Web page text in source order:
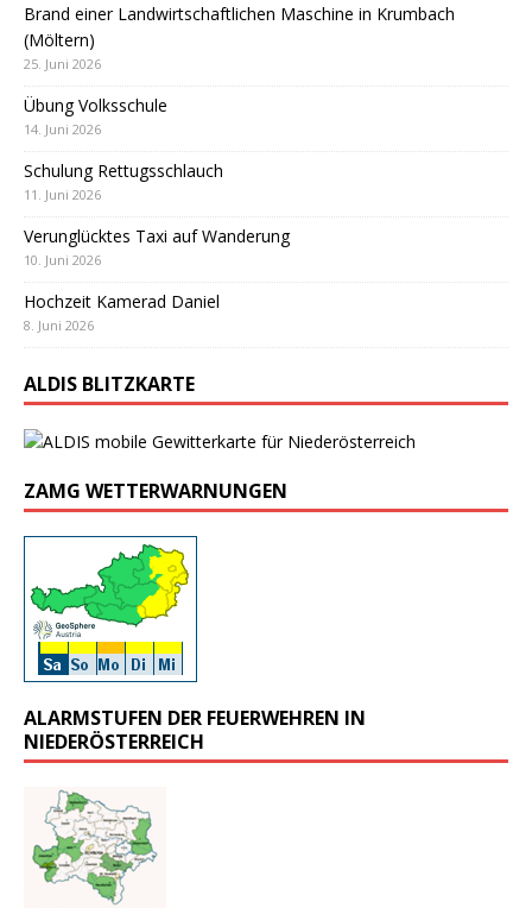
Brand einer Landwirtschaftlichen Maschine in Krumbach
(Möltern)
25. Juni 2026
Übung Volksschule
14. Juni 2026
Schulung Rettugsschlauch
11. Juni 2026
Verunglücktes Taxi auf Wanderung
10. Juni 2026
Hochzeit Kamerad Daniel
8. Juni 2026
ALDIS BLITZKARTE
ZAMG WETTERWARNUNGEN
ALARMSTUFEN DER FEUERWEHREN IN
NIEDERÖSTERREICH